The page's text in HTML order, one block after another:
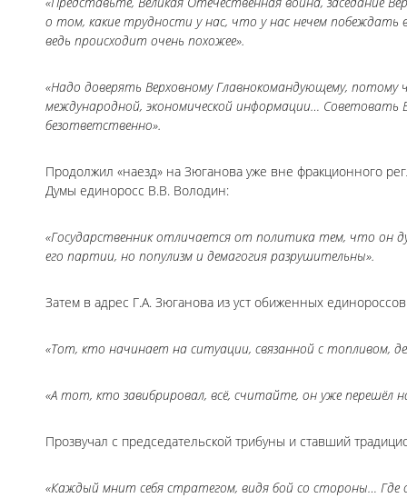
о том, какие трудности у нас, что у нас нечем
ведь происходит очень похожее».
«Надо доверять Верховному Главнокомандующему,
международной, экономической информации… Советовать
безответственно».
Продолжил «наезд» на Зюганова уже вне фракционного
Думы единоросс В.В. Володин:
«Государственник отличается от политика тем, что он
его партии, но популизм и демагогия разрушительны».
Затем в адрес Г.А. Зюганова из уст обиженных
«Тот, кто начинает на ситуации, связанной с топливом,
«А тот, кто завибрировал, всё, считайте, он уже перешёл
Прозвучал с председательской трибуны и ставший
«Каждый мнит себя стратегом, видя бой со стороны… Где